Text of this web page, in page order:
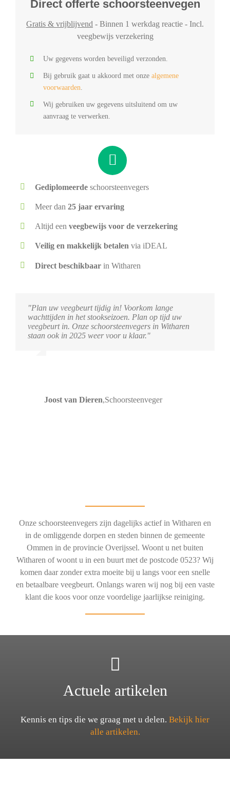
Direct offerte schoorsteenvegen
Gratis & vrijblijvend - Binnen 1 werkdag reactie - Incl.
veegbewijs verzekering
Uw gegevens worden beveiligd verzonden.
Bij gebruik gaat u akkoord met onze algemene
voorwaarden
Wij gebruiken uw gegevens uitsluitend om uw
aanvraag te verwerken.
Gediplomeerde schoorsteenvegers
Meer dan25 jaar ervaring
Altijd eenveegbewijs voor de verzekering
Veilig en makkelijk betalen via iDEAL
Direct beschikbaar in Witharen
"Plan uw veegbeurt tijdig in! Voorkom lange
wachttijden in het stookseizoen. Plan op tijd uw
veegbeurt in. Onze schoorsteenvegers in Witharen
staan ook in 2025 weer voor u klaar."
Joost van Dieren,Schoorsteenveger
Onze schoorsteenvegers zijn dagelijks actief in Witharen en
in de omliggende dorpen en steden binnen de gemeente
Ommen in de provincie Overijssel. Woont u net buiten
Witharen of woont u in een buurt met de postcode 0523? Wij
komen daar zonder extra moeite bij u langs voor een snelle
en betaalbare veegbeurt. Onlangs waren wij nog bij een vaste
klant die koos voor onze voordelige jaarlijkse reiniging.
Actuele artikelen
Kennis en tips die we graag met u delen. Bekijk hier
alle artikelen.